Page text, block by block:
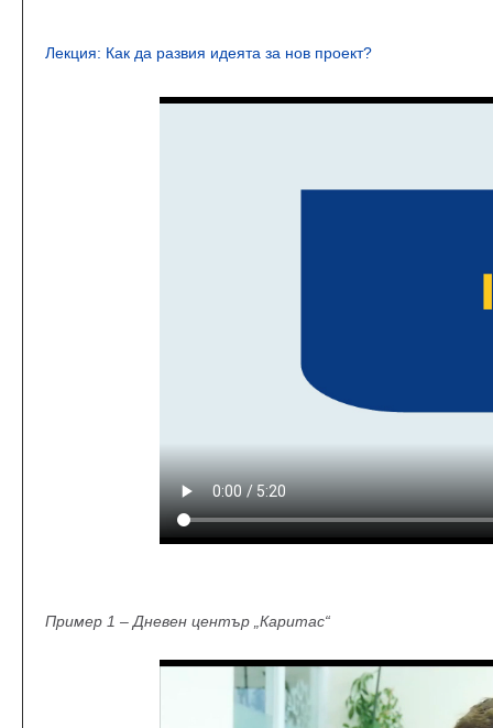
Лекция: Как да развия идеята за нов проект?
Пример 1 – Дневен център „Каритас“